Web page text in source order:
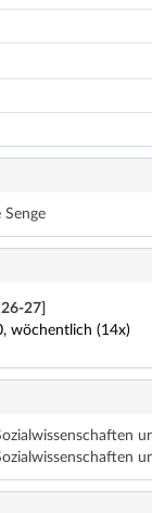
Senge
27]
wöchentlich (14x)